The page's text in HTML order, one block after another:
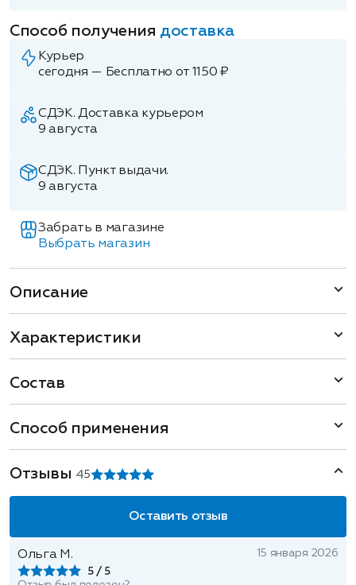
Способ получения доставка
Курьер
сегодня — Бесплатно от 1150 ₽
СДЭК. Доставка курьером
9 августа
СДЭК. Пункт выдачи.
9 августа
Забрать в магазине
Выбрать магазин
Описание
Характеристики
Состав
Способ применения
Отзывы 45
Оставить отзыв
Ольга М.
5
15 января 2026